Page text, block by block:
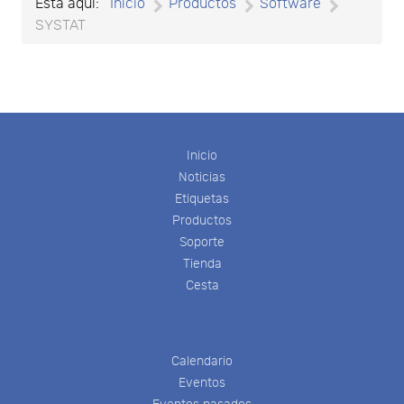
Está aquí: Inicio Productos
Software
SYSTAT
Inicio
Noticias
Etiquetas
Productos
Soporte
Tienda
Cesta
Calendario
Eventos